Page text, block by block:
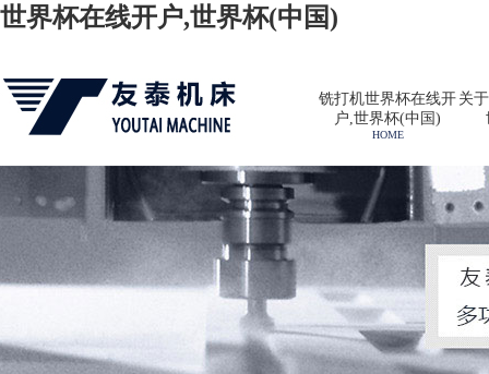
世界杯在线开户,世界杯(中国)
铣打机世界杯在线开
户,世界杯(中国)
HOME
关